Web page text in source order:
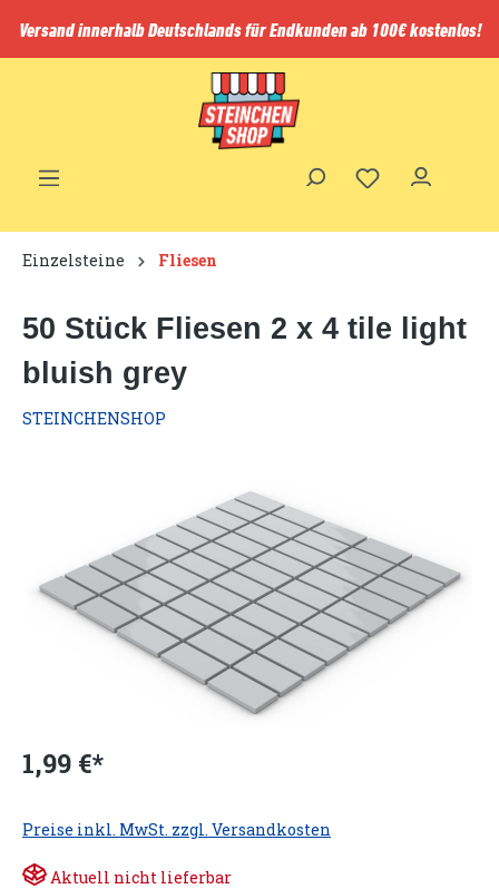
springen
Versand innerhalb Deutschlands für Endkunden ab 100€ kostenlos!
Einzelsteine Fliesen
50 Stück Fliesen 2 x 4 tile light
bluish grey
STEINCHENSHOP
1,99 €*
Preise inkl. MwSt. zzgl. Versandkosten
Aktuell nicht lieferbar